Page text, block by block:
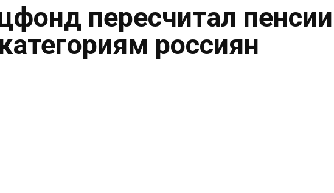
пересчитал пенсии
россиян